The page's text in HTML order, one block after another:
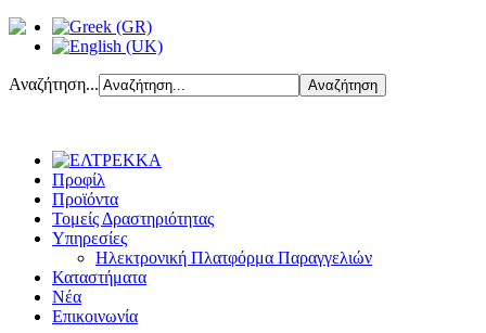
Αναζήτηση...
Προφίλ
Προϊόντα
Τομείς Δραστηριότητας
Υπηρεσίες
Ηλεκτρονική Πλατφόρμα Παραγγελιών
Καταστήματα
Νέα
Επικοινωνία